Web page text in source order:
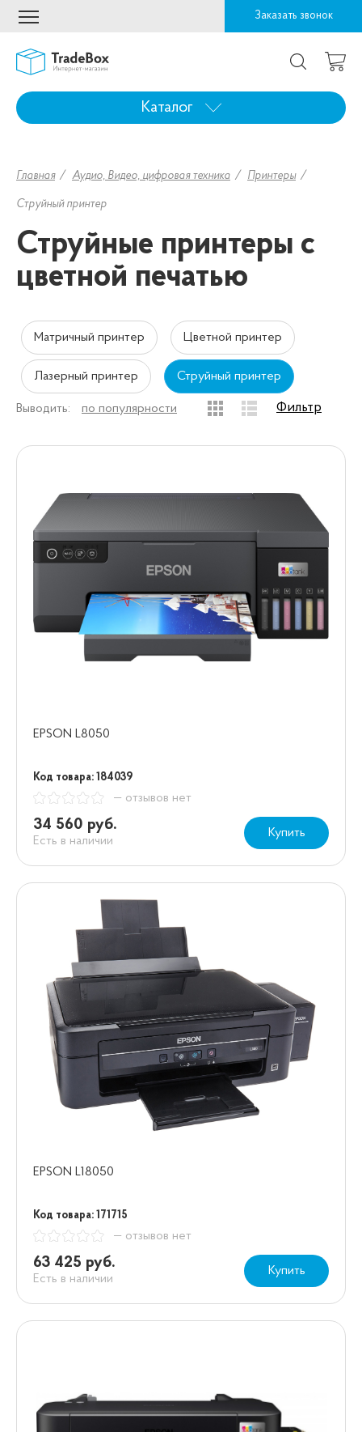
Заказать звонок
Каталог
Главная Аудио, Видео, цифровая техника Принтеры
Струйный принтер
Струйные принтеры с
цветной печатью
Матричный принтер Цветной принтер
Лазерный принтер Струйный принтер
Выводить: по популярности Фильтр
EPSON L8050
Код товара: 184039
— отзывов нет
34 560 руб.
Есть в наличии
Купить
EPSON L18050
Код товара: 171715
— отзывов нет
63 425 руб.
Есть в наличии
Купить